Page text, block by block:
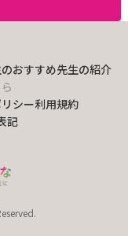
おすすめ先生の紹介
シー利用規約
記